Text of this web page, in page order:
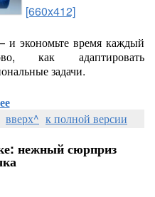
[660x412]
и экономьте время каждый
как адаптировать
задачи.
вверх^ к полной версии
нежный сюрприз